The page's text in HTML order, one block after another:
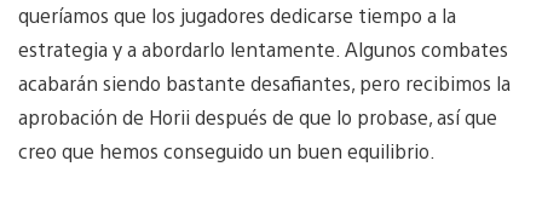
queríamos que los jugadores dedicarse tiempo a la
estrategia y a abordarlo lentamente. Algunos combates
acabarán siendo bastante desafiantes, pero recibimos la
aprobación de Horii después de que lo probase, así que
creo que hemos conseguido un buen equilibrio.